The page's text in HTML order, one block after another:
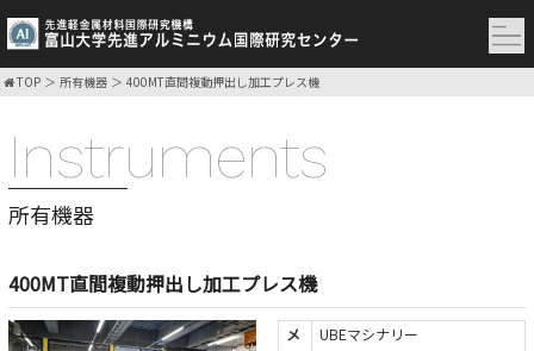
TOP 所有機器 400MT直間複動押出し加工プレス機
Instruments
所有機器
400MT直間複動押出し加工プレス機
メ
UBEマシナリー